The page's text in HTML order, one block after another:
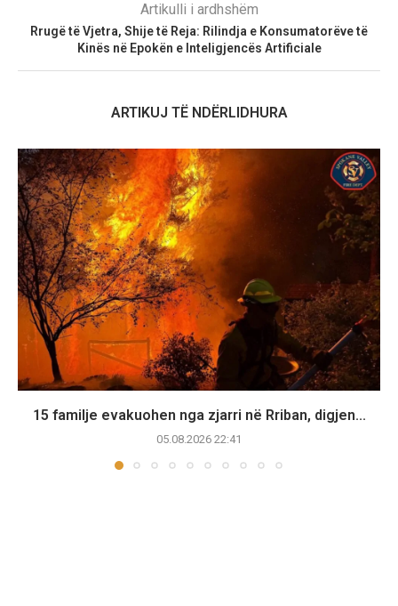
Artikulli i ardhshëm
Rrugë të Vjetra, Shije të Reja: Rilindja e Konsumatorëve të
Kinës në Epokën e Inteligjencës Artificiale
ARTIKUJ TË NDËRLIDHURA
15 familje evakuohen nga zjarri në Rriban, digjen...
05.08.2026 22:41